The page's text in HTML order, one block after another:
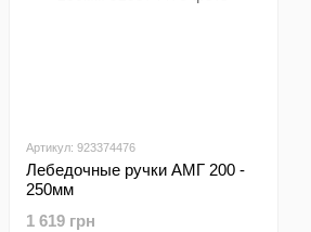
Артикул: 923374476
Лебедочные ручки АМГ 200 -
250мм
1 619 грн